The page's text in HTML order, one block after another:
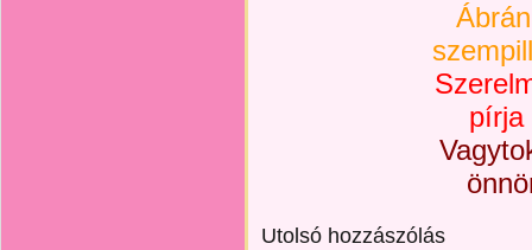
pírja
Utolsó hozzászólás